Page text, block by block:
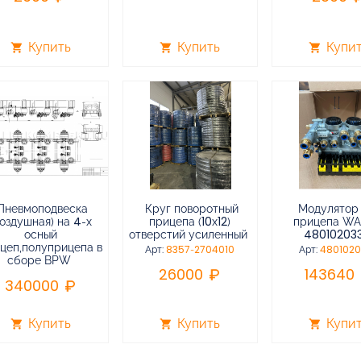
shopping_cart Купить
на 4-х
осный
в
сборе BPW
340000
shopping_cart Купить
shopping_cart Купить
Круг поворотный
прицепа (10х12)
отверстий усиленный
Арт:8357-2704010
26000
shopping_cart Купить
shopping_cart
Модулятор
прицепа
Арт:
143640
shopping_cart